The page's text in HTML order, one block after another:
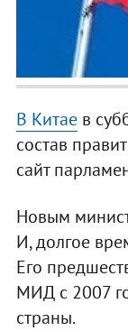
В Китаев
состав
сайт
Новым
И, долгое
Его
МИД с 2007
страны.